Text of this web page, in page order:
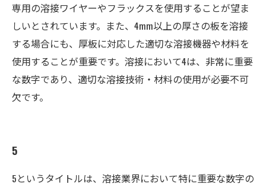
専用の溶接ワイヤーやフラックスを使用することが望ま
しいとされています。また、4mm以上の厚さの板を溶接
する場合にも、厚板に対応した適切な溶接機器や材料を
使用することが重要です。溶接において4は、非常に重要
な数字であり、適切な溶接技術・材料の使用が必要不可
欠です。
5
5というタイトルは、溶接業界において特に重要な数字の